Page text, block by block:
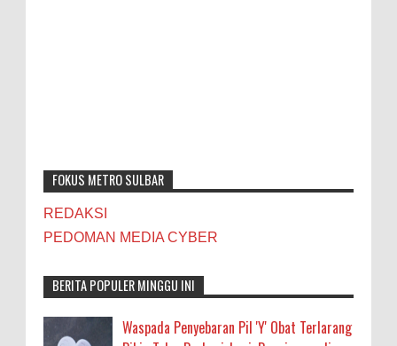
FOKUS METRO SULBAR
REDAKSI
PEDOMAN MEDIA CYBER
BERITA POPULER MINGGU INI
Waspada Penyebaran Pil 'Y' Obat Terlarang